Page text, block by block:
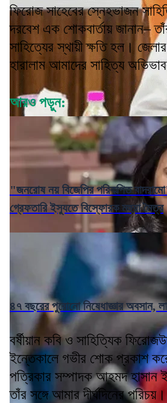
ফিরোজ সাহেবের স্নেহভাজন
দরবেশ এক শোকবার্তায় জানান–
সাহিত্যের স্থায়ী ক্ষতি হল।
হারালাম আমাদের সাহিত্য
আরও পড়ুন:
"জনরোষ নয় বিজেপির পরিকল্পিত
গ্রেফতারি ইস্যুতে বিস্ফোরক মহুয়া মৈত্র
৪৭ বছরের পুরোনো নিষেধাজ্ঞার অবসান,
বর্ষীয়ান কবি ও সাহিত্যিক
ইন্তেকালে গভীর শোক প্রকাশ
পত্রিকার সম্পাদক আহমদ হাসান
তাঁর সঙ্গে আমার দীর্ঘদিনের